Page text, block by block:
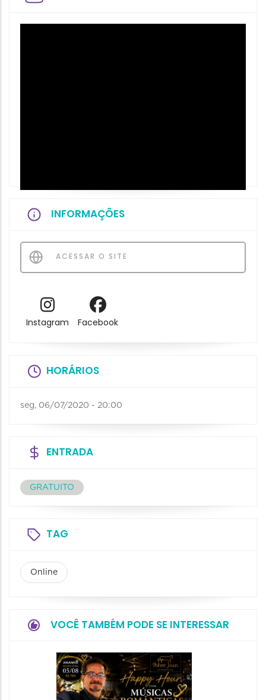
INFORMAÇÕES
ACESSAR O SITE
Instagram Facebook
HORÁRIOS
seg, 06/07/2020 - 20:00
ENTRADA
GRATUITO
TAG
Online
VOCÊ TAMBÉM PODE SE INTERESSAR